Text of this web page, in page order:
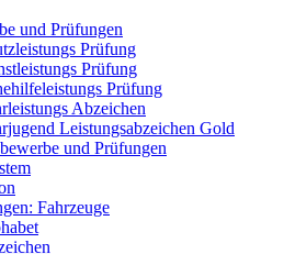
und Prüfungen
Prüfung
Prüfung
Prüfung
Abzeichen
Leistungsabzeichen Gold
und Prüfungen
Fahrzeuge